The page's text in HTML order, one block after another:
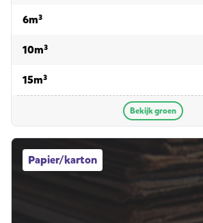
6m³voor groen
10m³voor groen
15m³voor groen
Bekijk groen
Papier/karton
Papier/karton afvalcontainers